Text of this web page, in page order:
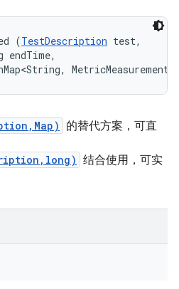
(TestDescription test,
endTime,
的替代方案，可直
结合使用，可实